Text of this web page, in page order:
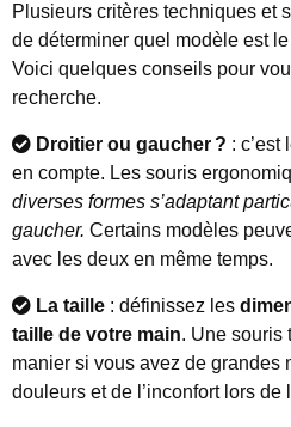
Plusieurs critères techniques et
de déterminer quel modèle est
Voici quelques conseils pour
recherche.
Droitier ou gaucher? : c’est
en compte. Les souris
diverses formes s’adaptant
gaucher. Certains modèles
avec les deux en même temps.
La taille : définissez les
taille de votre main. Une souris
manier si vous avez de grandes
douleurs et de l’inconfort lors de